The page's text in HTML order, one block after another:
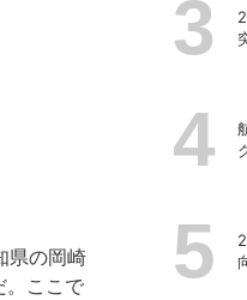
県の岡崎
。ここで